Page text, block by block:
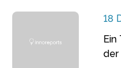
18
Ein
der